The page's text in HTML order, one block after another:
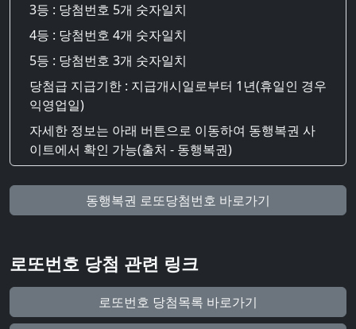
3등 : 당첨번호 5개 숫자일치
4등 : 당첨번호 4개 숫자일치
5등 : 당첨번호 3개 숫자일치
당첨급 지급기한 : 지급개시일로부터 1년(휴일인 경우
익영업일)
자세한 정보는 아래 버튼으로 이동하여 동행복권 사
이트에서 확인 가능(출처 - 동행복권)
동행복권 로또당첨번호 바로가기
로또번호 당첨 관련 링크
로또번호 당첨목록 바로가기